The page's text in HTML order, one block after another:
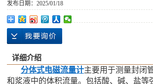
发布日期： 2025/01/18
详细介绍
分体式电磁流量计主要用于测量封闭
和浆液中的体积流量。包括酸、碱、盐等